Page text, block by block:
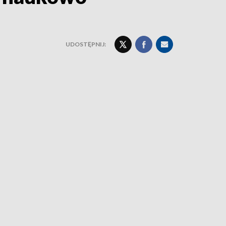
UDOSTĘPNIJ: